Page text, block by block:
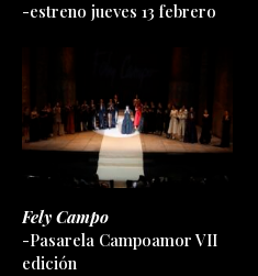
-estreno jueves 13 febrero
Fely Campo
-Pasarela Campoamor VII
edición